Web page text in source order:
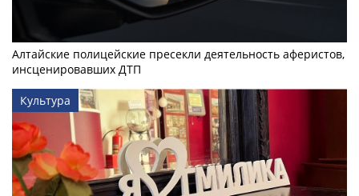
Алтайские полицейские пресекли деятельность аферистов,
инсценировавших ДТП
Культура